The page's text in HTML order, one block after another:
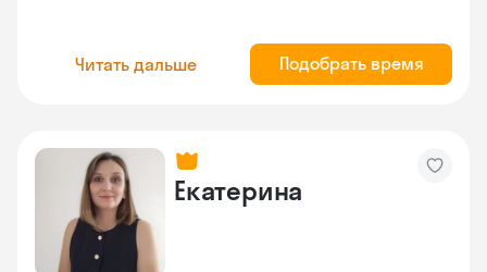
Читать дальше Подобрать время
Екатерина